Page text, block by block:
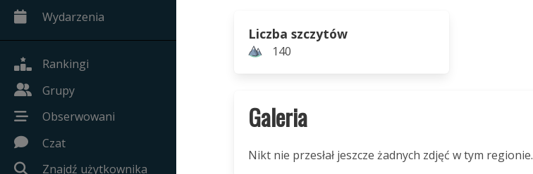
Wydarzenia
Rankingi
Grupy
Obserwowani
Czat
Znajdź użytkownika
Liczba szczytów
140
Galeria
Nikt nie przesłał jeszcze żadnych zdjęć w tym regionie.